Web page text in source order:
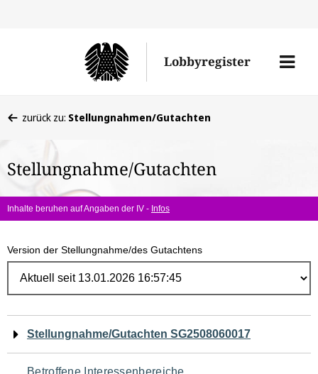
Lobbyregister
Menü
befinden
hier:
zurück zu: Stellungnahmen/Gutachten
Stellungnahme/Gutachten
Inhalte beruhen auf Angaben der IV - Infos
Version der Stellungnahme/des Gutachtens
Navigation
für
Stellungnahme/Gutachten SG2508060017
Betroffene Interessenbereiche